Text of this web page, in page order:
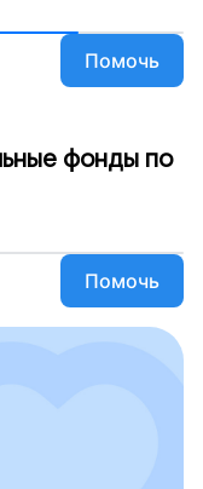
Помочь
фонды по
Помочь